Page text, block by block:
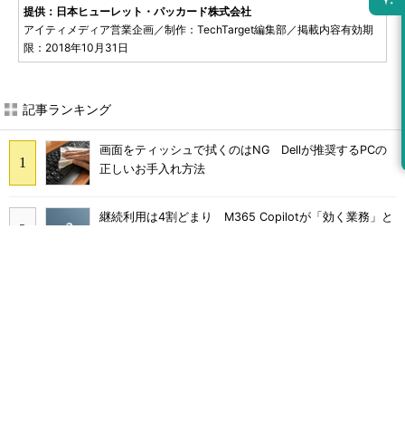
提供：日本ヒューレット・パッカード株式会社
アイティメディア営業企画／制作：TechTarget編集部／掲載内容有効期
限：2018年10月31日
記事ランキング
画面をティッシュで拭くのはNG Dellが推奨するPCの
正しいお手入れ方法
継続利用は4割どまり M365 Copilotが「効く業務」と